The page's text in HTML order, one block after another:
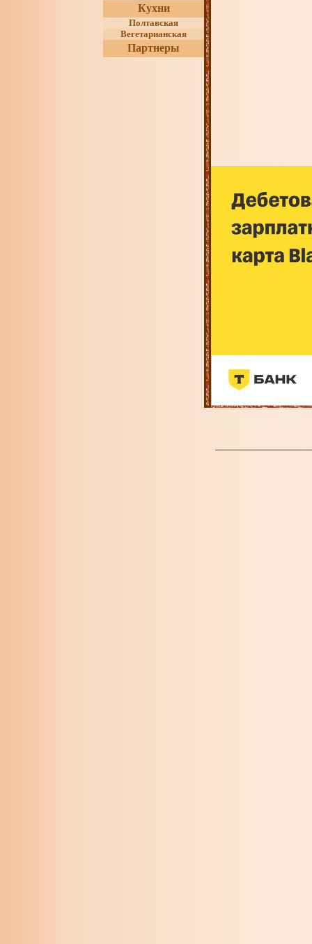
Кухни
Полтавская
Вегетарианская
Партнеры